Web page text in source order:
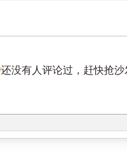
还没有人评论过，赶快抢沙